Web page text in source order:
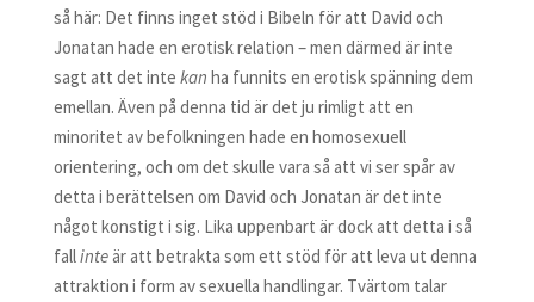
så här: Det finns inget stöd i Bibeln för att David och
Jonatan hade en erotisk relation – men därmed är inte
sagt att det inte kan ha funnits en erotisk spänning dem
emellan. Även på denna tid är det ju rimligt att en
minoritet av befolkningen hade en homosexuell
orientering, och om det skulle vara så att vi ser spår av
detta i berättelsen om David och Jonatan är det inte
något konstigt i sig. Lika uppenbart är dock att detta i så
fallinteär att betrakta som ett stöd för att leva ut denna
attraktion i form av sexuella handlingar. Tvärtom talar